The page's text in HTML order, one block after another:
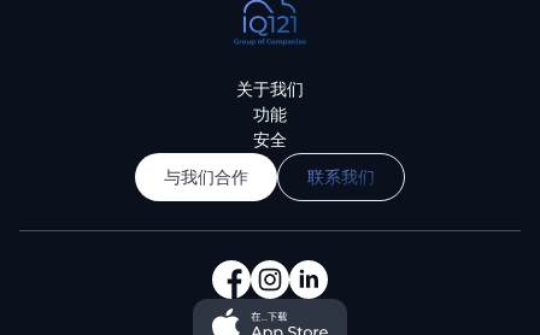
关于我们
功能
安全
与我们合作
联系我们